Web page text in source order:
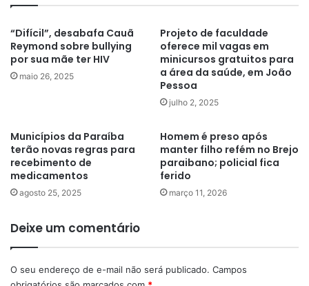
“Difícil”, desabafa Cauã
Reymond sobre bullying
por sua mãe ter HIV
maio 26, 2025
Projeto de faculdade
oferece mil vagas em
minicursos gratuitos para
a área da saúde, em João
Pessoa
julho 2, 2025
Municípios da Paraíba
terão novas regras para
recebimento de
medicamentos
agosto 25, 2025
Homem é preso após
manter filho refém no Brejo
paraibano; policial fica
ferido
março 11, 2026
Deixe um comentário
O seu endereço de e-mail não será publicado. Campos